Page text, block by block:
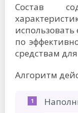
Состав
использовать
по
средствам
Алгоритм